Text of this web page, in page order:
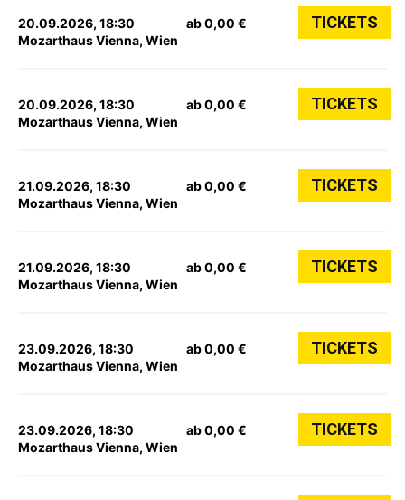
20.09.2026, 18:30
Mozarthaus Vienna, Wien
ab 0,00 € TICKETS
20.09.2026, 18:30
Mozarthaus Vienna, Wien
ab 0,00 € TICKETS
21.09.2026, 18:30
Mozarthaus Vienna, Wien
ab 0,00 € TICKETS
21.09.2026, 18:30
Mozarthaus Vienna, Wien
ab 0,00 € TICKETS
23.09.2026, 18:30
Mozarthaus Vienna, Wien
ab 0,00 € TICKETS
23.09.2026, 18:30
Mozarthaus Vienna, Wien
ab 0,00 € TICKETS